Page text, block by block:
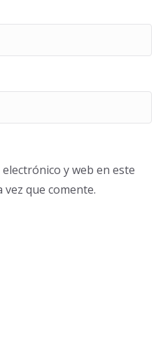
y web en este
que comente.